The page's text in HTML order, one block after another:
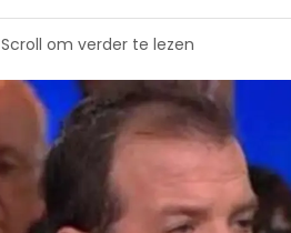
Scroll om verder te lezen